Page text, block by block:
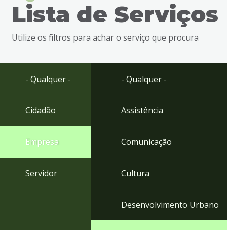
busca
Ir
Lista de Serviços
Utilize os filtros para achar o serviço que procura
- Qualquer -
Cidadão
Empresa
Servidor
- Qualquer -
Assistência
Comunicação
Cultura
Desenvolvimento Urbano